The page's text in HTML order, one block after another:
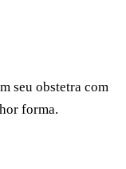
seu obstetra com
forma.